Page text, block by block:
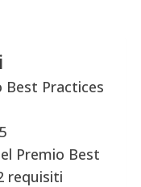
Best Practices
Premio Best
requisiti